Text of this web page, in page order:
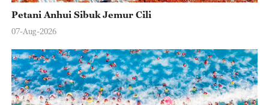
Petani Anhui Sibuk Jemur Cili
07-Aug-2026